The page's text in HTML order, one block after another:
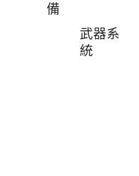
備
武器系
統